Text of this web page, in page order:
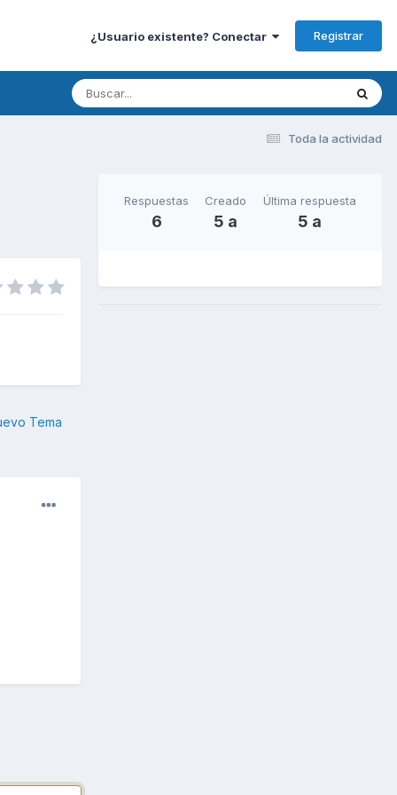
¿Usuario existente? Conectar Registrar
Toda la actividad
Tema
Respuestas
6
Creado
5 a
Última respuesta
5 a